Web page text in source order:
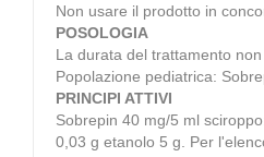
Non usare il prodotto in
POSOLOGIA
La durata del trattamento
Popolazione pediatrica:
PRINCIPI ATTIVI
Sobrepin 40 mg/5 ml
0,03 g etanolo 5 g. Per